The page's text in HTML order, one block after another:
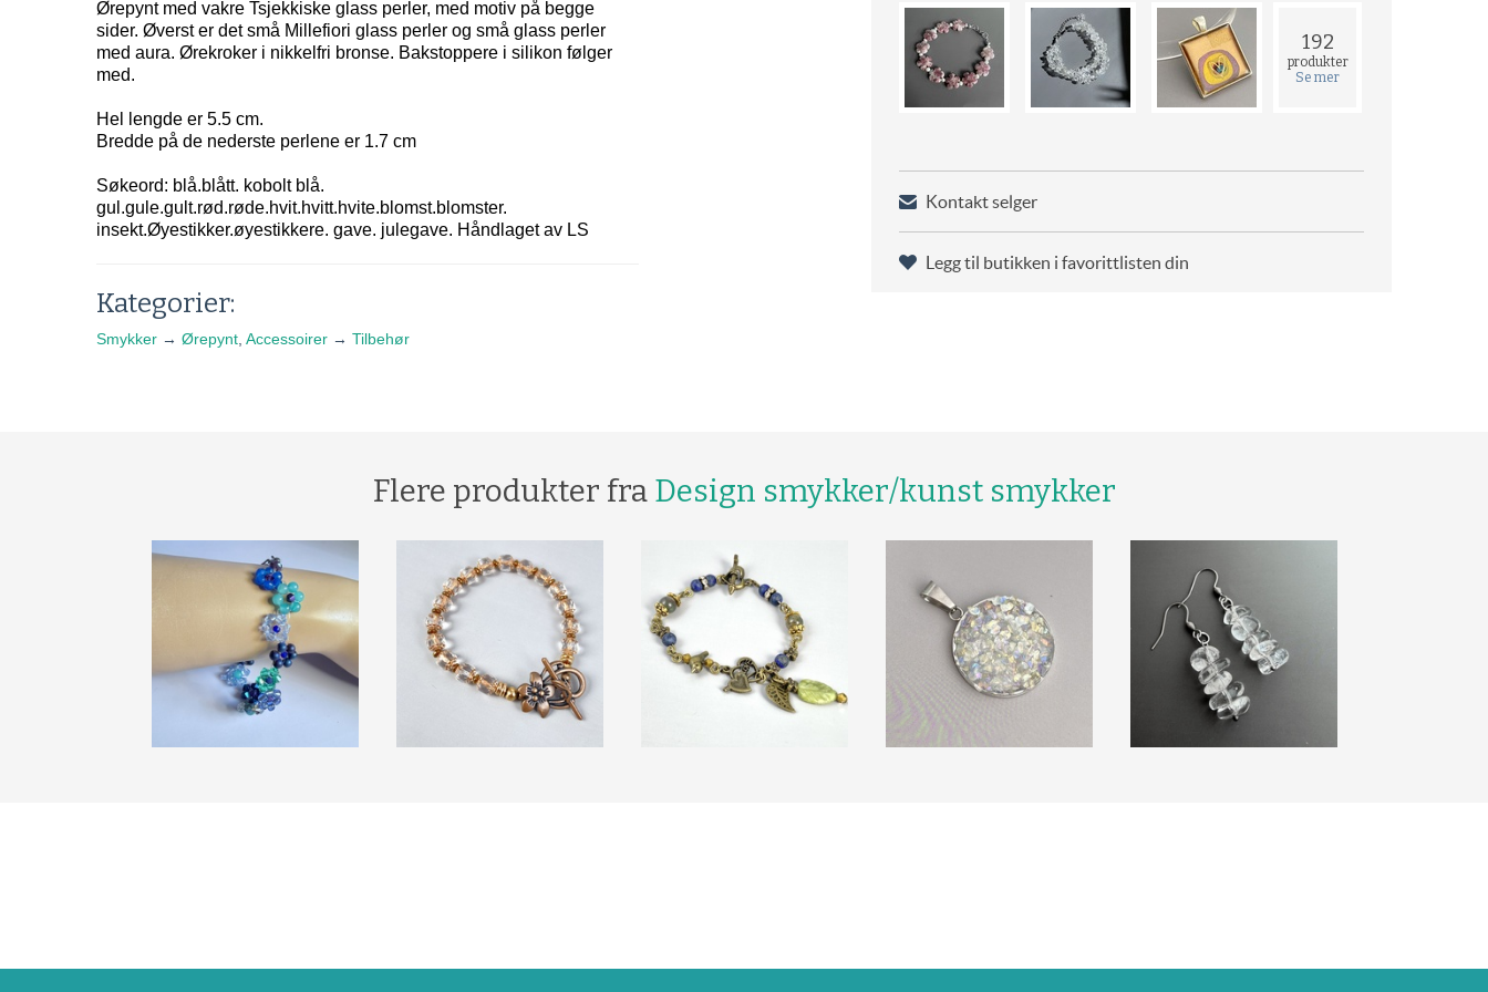
Ørepynt med vakre Tsjekkiske glass perler, med motiv på begge
sider. Øverst er det små Millefiori glass perler og små glass perler
med aura. Ørekroker i nikkelfri bronse. Bakstoppere i silikon følger
med.
Hel lengde er 5.5 cm.
Bredde på de nederste perlene er 1.7 cm
Søkeord: blå.blått. kobolt blå.
gul.gule.gult.rød.røde.hvit.hvitt.hvite.blomst.blomster.
insekt.Øyestikker.øyestikkere. gave. julegave. Håndlaget av LS
Kategorier:
Smykker → Ørepynt Accessoirer → Tilbehør
192
produkter
Se mer
Kontakt selger
Legg til butikken i favorittlisten din
Flere produkter fra Design smykker/kunst smykker